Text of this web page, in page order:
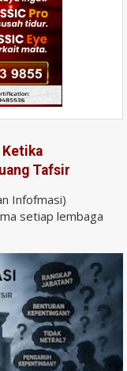
Ketika
Tafsir
Infofmasi)
setiap lembaga